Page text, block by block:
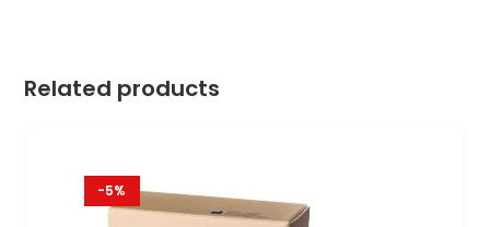
Related products
-5%